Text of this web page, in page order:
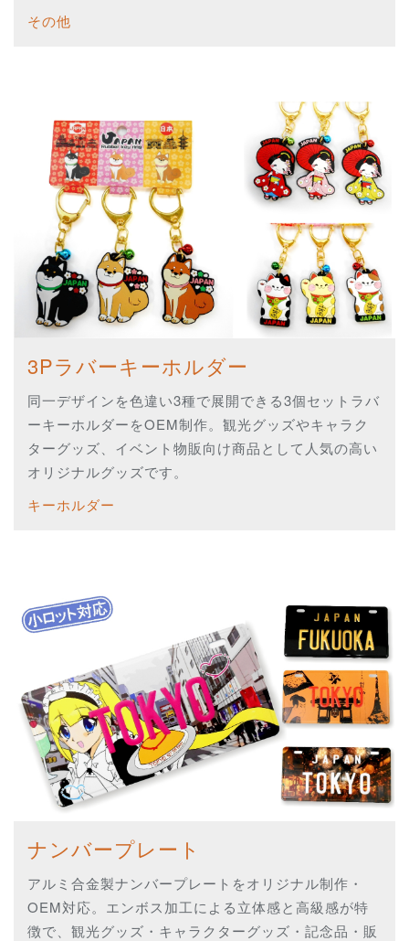
その他
3Pラバーキーホルダー
同一デザインを色違い3種で展開できる3個セットラバ
ーキーホルダーをOEM制作。観光グッズやキャラク
ターグッズ、イベント物販向け商品として人気の高い
オリジナルグッズです。
キーホルダー
ナンバープレート
アルミ合金製ナンバープレートをオリジナル制作・
OEM対応。エンボス加工による立体感と高級感が特
徴で、観光グッズ・キャラクターグッズ・記念品・販